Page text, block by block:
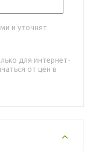
и уточнят
для интернет-
от цен в